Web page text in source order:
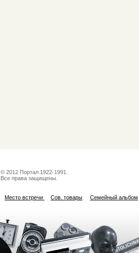
© 2012 Портал 1922-1991.
Все права защищены.
Место встречи Сов. товары Семейный альбом